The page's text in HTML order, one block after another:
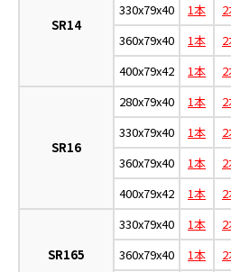
SR14
330x79x40
1本
360x79x40
1本
400x79x42
1本
SR16
280x79x40 1本
330x79x40
1本
360x79x40
1本
400x79x42
1本
SR165
330x79x40 1本
360x79x40
1本